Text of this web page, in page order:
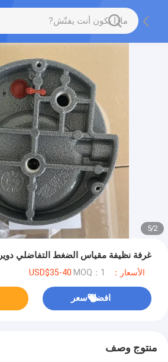
2
/
5
غرفة نظيفة مقياس الضغط التفاضلي دوير
الأسعار：USD$35-40 MOQ：1
افضل سعر
منتوج وصف